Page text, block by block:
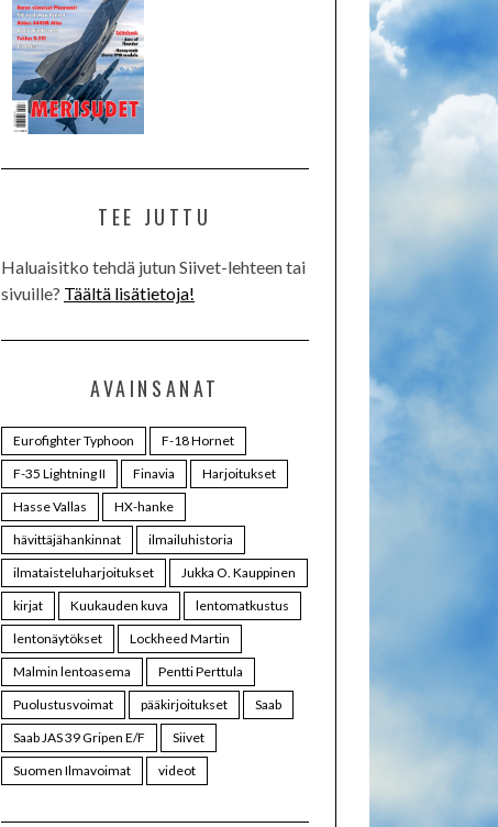
TEE JUTTU
Haluaisitko tehdä jutun Siivet-lehteen tai
sivuille? Täältä lisätietoja!
AVAINSANAT
Eurofighter Typhoon
F-18 Hornet
F-35 Lightning II
Finavia
Harjoitukset
Hasse Vallas
HX-hanke
hävittäjähankinnat
ilmailuhistoria
ilmataisteluharjoitukset
Jukka O. Kauppinen
kirjat
Kuukauden kuva
lentomatkustus
lentonäytökset
Lockheed Martin
Malmin lentoasema
Pentti Perttula
Puolustusvoimat
pääkirjoitukset
Saab
Saab JAS 39 Gripen E/F
Siivet
Suomen Ilmavoimat
videot